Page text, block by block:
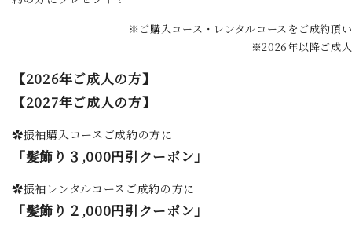
※ご購入コース・レンタルコースをご成約頂
※2026年以降ご成
【2026年ご成人の方】
【2027年ご成人の方】
✿振袖購入コースご成約の方に
「髪飾り３,000円引クーポン」
✿振袖レンタルコースご成約の方に
「髪飾り２,000円引クーポン」